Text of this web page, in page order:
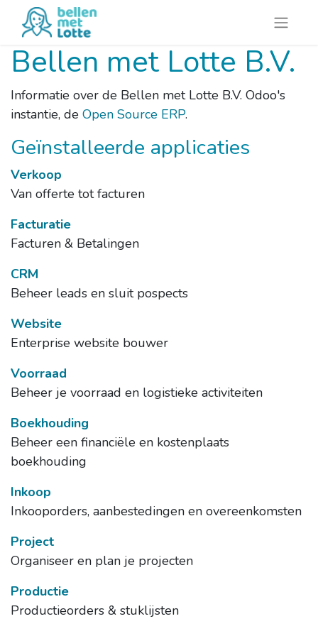
Bellen met Lotte B.V.
Informatie over de Bellen met Lotte B.V. Odoo's
instantie, de Open Source ERP.
Geïnstalleerde applicaties
Verkoop
Van offerte tot facturen
Facturatie
Facturen & Betalingen
CRM
Beheer leads en sluit pospects
Website
Enterprise website bouwer
Voorraad
Beheer je voorraad en logistieke activiteiten
Boekhouding
Beheer een financiële en kostenplaats
boekhouding
Inkoop
Inkooporders, aanbestedingen en overeenkomsten
Project
Organiseer en plan je projecten
Productie
Productieorders & stuklijsten